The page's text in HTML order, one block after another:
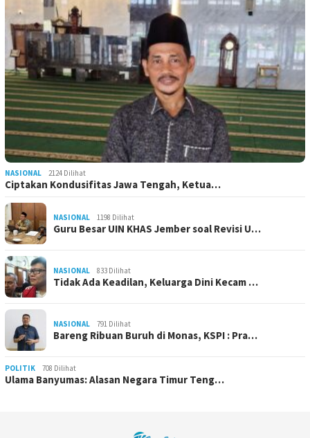
NASIONAL 2124 Dilihat
Ciptakan Kondusifitas Jawa Tengah, Ketua…
NASIONAL 1198 Dilihat
Guru Besar UIN KHAS Jember soal Revisi U…
NASIONAL 833 Dilihat
Tidak Ada Keadilan, Keluarga Dini Kecam …
NASIONAL 791 Dilihat
Bareng Ribuan Buruh di Monas, KSPI : Pra…
POLITIK 708 Dilihat
Ulama Banyumas: Alasan Negara Timur Teng…